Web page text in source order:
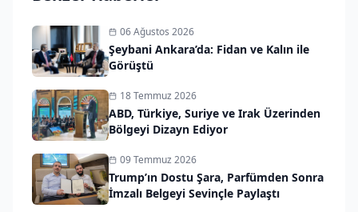
06 Ağustos 2026
Şeybani Ankara’da: Fidan ve Kalın ile
Görüştü
18 Temmuz 2026
ABD, Türkiye, Suriye ve Irak Üzerinden
Bölgeyi Dizayn Ediyor
09 Temmuz 2026
Trump’ın Dostu Şara, Parfümden Sonra
İmzalı Belgeyi Sevinçle Paylaştı